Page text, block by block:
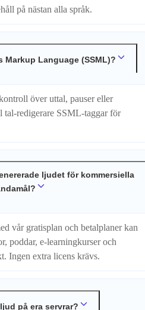
på nästan alla språk.
Markup Language (SSML)?
över uttal, pauser eller
tal-redigerare SSML-taggar för
ljudet för kommersiella
vår gratisplan och betalplaner kan
poddar, e-learningkurser och
Ingen extra licens krävs.
på era servrar?